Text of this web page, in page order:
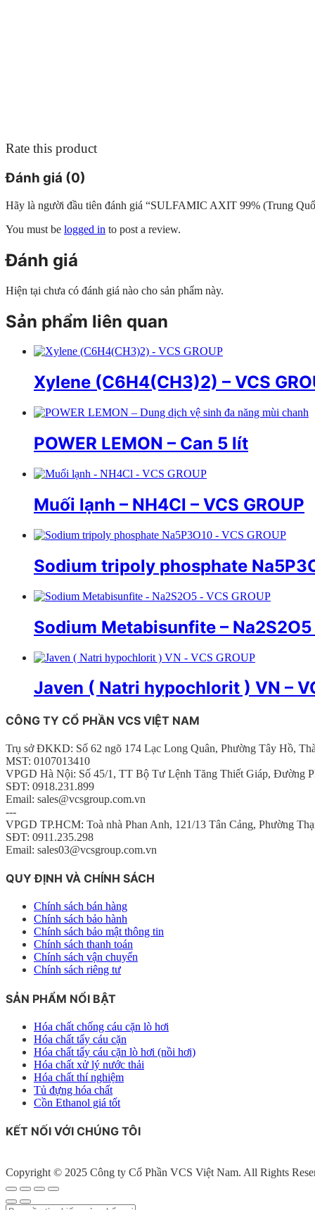
Rate this product
Đánh giá (0)
Hãy là người đầu tiên đánh giá “SULFAMIC AXIT 99% (Trung
You must be logged in to post a review.
Đánh giá
Hiện tại chưa có đánh giá nào cho sản phẩm này.
Sản phẩm liên quan
Xylene (C6H4(CH3)2) – VCS
POWER LEMON – Can 5 lít
Muối lạnh – NH4Cl – VCS GROUP
Sodium tripoly phosphate
Sodium Metabisunfite – Na2S2O5
Javen ( Natri hypochlorit ) VN –
CÔNG TY CỔ PHẦN VCS VIỆT NAM
Trụ sở ĐKKD: Số 62 ngõ 174 Lạc Long Quân, Phường Tây Hồ,
MST: 0107013410
VPGD Hà Nội: Số 45/1, TT Bộ Tư Lệnh Tăng Thiết Giáp, Đường
SĐT: 0918.231.899
Email: sales@vcsgroup.com.vn
---
VPGD TP.HCM: Toà nhà Phan Anh, 121/13 Tân Cảng, Phường
SĐT: 0911.235.298
Email: sales03@vcsgroup.com.vn
QUY ĐỊNH VÀ CHÍNH SÁCH
Chính sách bán hàng
Chính sách bảo hành
Chính sách bảo mật thông tin
Chính sách thanh toán
Chính sách vận chuyển
Chính sách riêng tư
SẢN PHẨM NỔI BẬT
Hóa chất chống cáu cặn lò hơi
Hóa chất tẩy cáu cặn
Hóa chất tẩy cáu cặn lò hơi (nồi hơi)
Hóa chất xử lý nước thải
Hóa chất thí nghiệm
Tủ đựng hóa chất
Cồn Ethanol giá tốt
KẾT NỐI VỚI CHÚNG TÔI
Copyright © 2025 Công ty Cổ Phần VCS Việt Nam. All Rights